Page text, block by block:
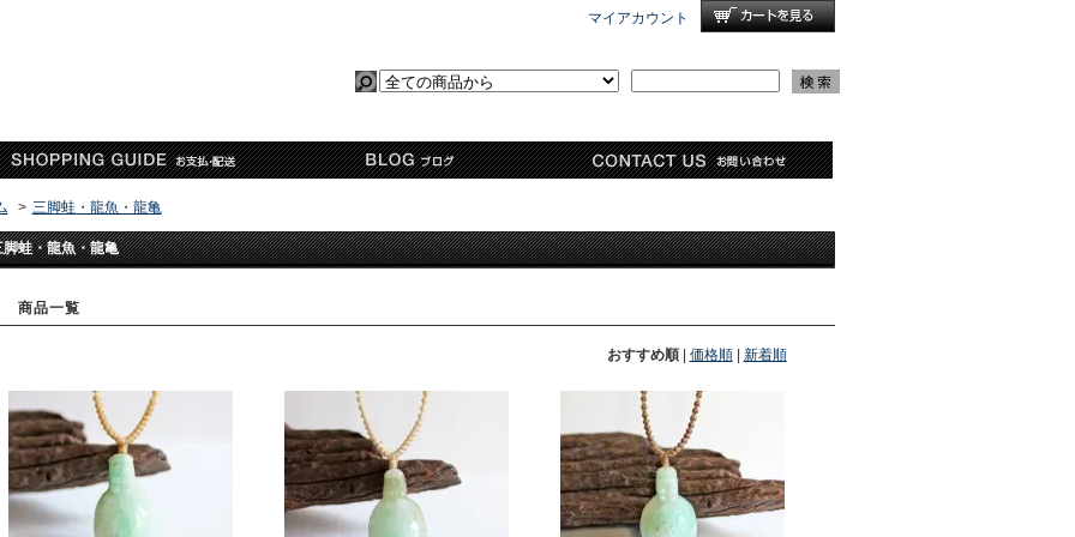
マイアカウント
> 三脚蛙・龍魚・龍亀
脚蛙・龍魚・龍亀
商品一覧
おすすめ順| 価格順| 新着順